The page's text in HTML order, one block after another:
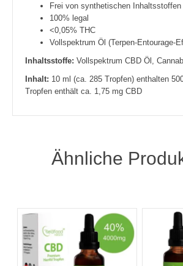
Frei von synthetischen Inhaltsstoffen
100% legal
<0,05% THC
Vollspektrum Öl (Terpen-Entourage-
Inhaltsstoffe: Vollspektrum CBD Öl,
Inhalt: 10 ml (ca. 285 Tropfen) enthalten
Tropfen enthält ca. 1,75 mg CBD
Ähnliche